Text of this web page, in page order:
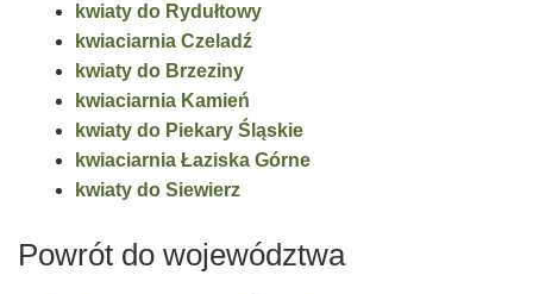
kwiaty do Rydułtowy
kwiaciarnia Czeladź
kwiaty do Brzeziny
kwiaciarnia Kamień
kwiaty do Piekary Śląskie
kwiaciarnia Łaziska Górne
kwiaty do Siewierz
Powrót do województwa